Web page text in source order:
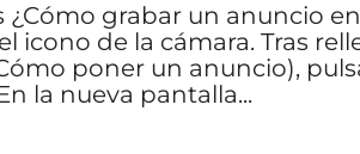
¿Cómo grabar un anuncio
icono de la cámara. Tras
poner un anuncio),
la nueva pantalla...